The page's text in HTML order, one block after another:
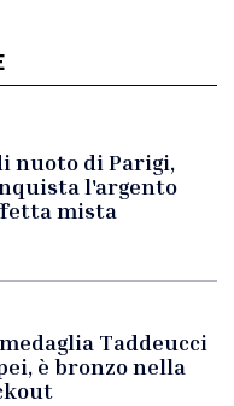
nuoto di Parigi,
l'argento
mista
Taddeucci
è bronzo nella